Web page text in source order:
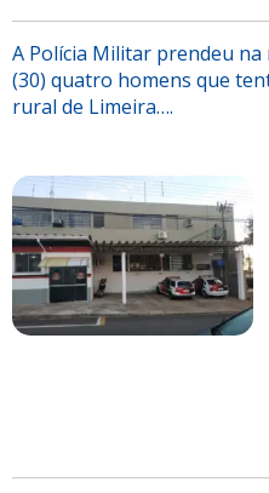
A Polícia Militar prendeu
(30) quatro homens que
rural de Limeira….